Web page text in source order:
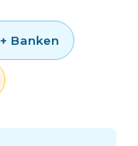
Banken